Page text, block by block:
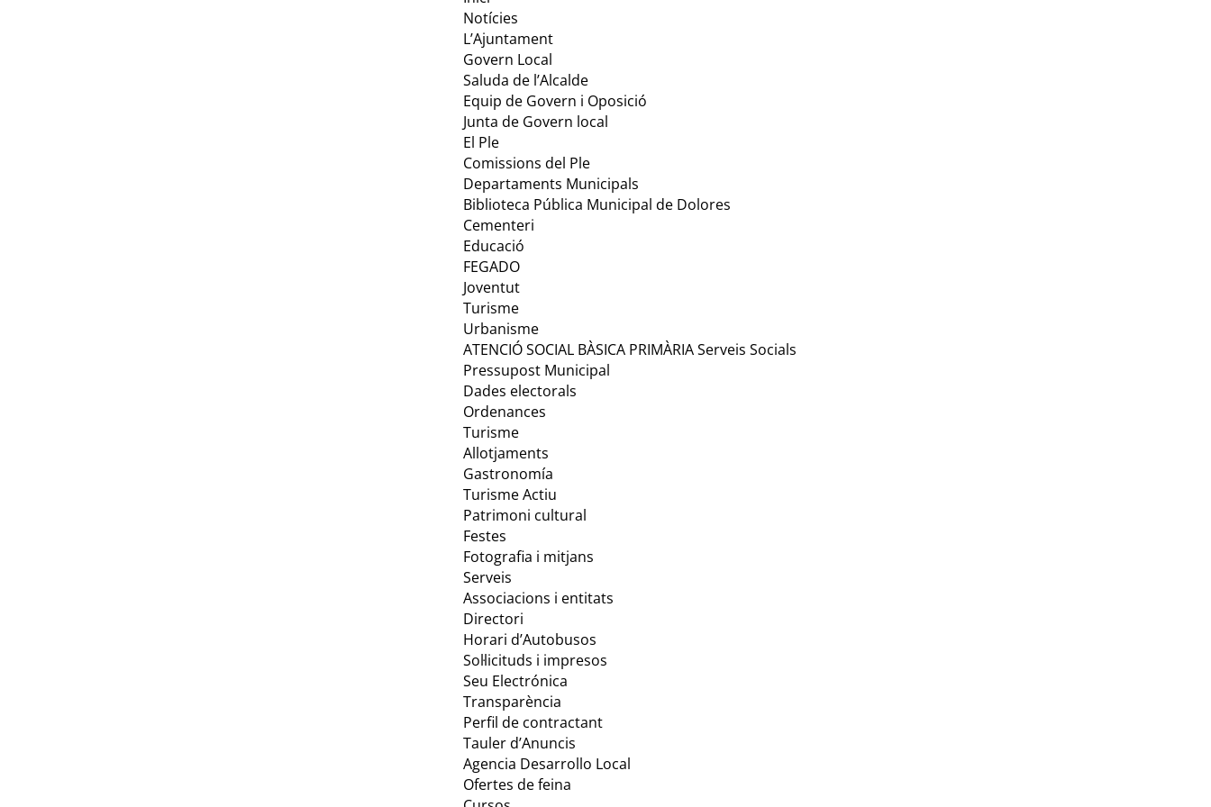
Notícies
L’Ajuntament
Govern Local
Saluda de l’Alcalde
Equip de Govern i Oposició
Junta de Govern local
El Ple
Comissions del Ple
Departaments Municipals
Biblioteca Pública Municipal de Dolores
Cementeri
Educació
FEGADO
Joventut
Turisme
Urbanisme
ATENCIÓ SOCIAL BÀSICA PRIMÀRIA Serveis Socials
Pressupost Municipal
Dades electorals
Ordenances
Turisme
Allotjaments
Gastronomía
Turisme Actiu
Patrimoni cultural
Festes
Fotografia i mitjans
Serveis
Associacions i entitats
Directori
Horari d’Autobusos
Sol·licituds i impresos
Seu Electrónica
Transparència
Perfil de contractant
Tauler d’Anuncis
Agencia Desarrollo Local
Ofertes de feina